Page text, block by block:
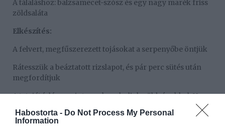
Habostorta - Do Not Process My Personal
Information
A tálaláshoz: balzsamecet-szósz és egy nagy marék friss
zöldsaláta
Elkészítés:
A felvert, megfűszerezett tojásokat a serpenyőbe öntjük
Rátesszük a beáztatott rizslapot, és pár perc sütés után
megfordítjuk
A tetejét ízlés szerint megkapakoljuk zöldségekkel. Ha az
alja ropogósra sült félbe hajtjuk és még melegen tálaljuk.